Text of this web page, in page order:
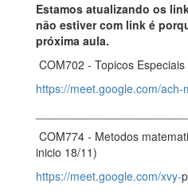
Estamos atualizando os
não estiver com link é
próxima aula.
COM702 - Topicos
https://meet.google.com/ach-
COM774 - Metodos
inicio 18/11)
https://meet.google.com/xvy-